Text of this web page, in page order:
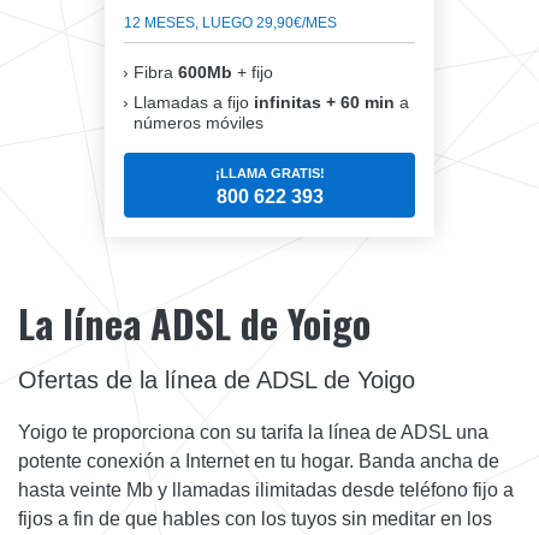
12 MESES, LUEGO 29,90€/MES
Fibra 600Mb + fijo
Llamadas a fijo infinitas + 60 min a
números móviles
¡LLAMA GRATIS!
800 622 393
La línea ADSL de Yoigo
Ofertas de la línea de ADSL de Yoigo
Yoigo te proporciona con su tarifa la línea de ADSL una
potente conexión a Internet en tu hogar. Banda ancha de
hasta veinte Mb y llamadas ilimitadas desde teléfono fijo a
fijos a fin de que hables con los tuyos sin meditar en los